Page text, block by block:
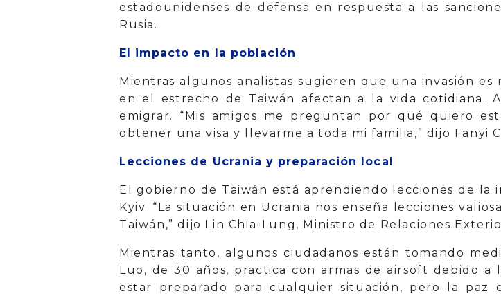
estadounidenses de defensa en respuesta a las
Rusia.
El impacto en la población
Mientras algunos analistas sugieren que una invasión
en el estrecho de Taiwán afectan a la vida cotidiana.
emigrar. “Mis amigos me preguntan por qué quiero
obtener una visa y llevarme a toda mi familia,” dijo Fanyi
Lecciones de Ucrania y preparación local
El gobierno de Taiwán está aprendiendo lecciones de la
Kyiv. “La situación en Ucrania nos enseña lecciones
Taiwán,” dijo Lin Chia-Lung, Ministro de Relaciones
Mientras tanto, algunos ciudadanos están tomando
Luo, de 30 años, practica con armas de airsoft debido a
estar preparado para cualquier situación, pero la paz